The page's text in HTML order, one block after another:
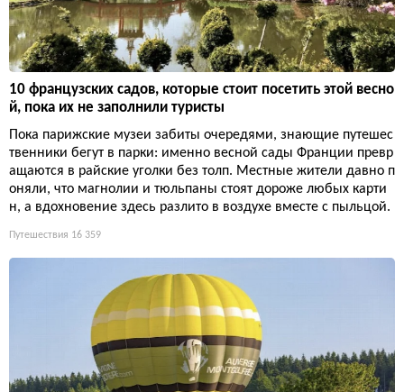
10 французских садов, которые стоит посетить этой весно
й, пока их не заполнили туристы
Пока парижские музеи забиты очередями, знающие путешес
твенники бегут в парки: именно весной сады Франции превр
ащаются в райские уголки без толп. Местные жители давно п
оняли, что магнолии и тюльпаны стоят дороже любых карти
н, а вдохновение здесь разлито в воздухе вместе с пыльцой.
Путешествия 16 359